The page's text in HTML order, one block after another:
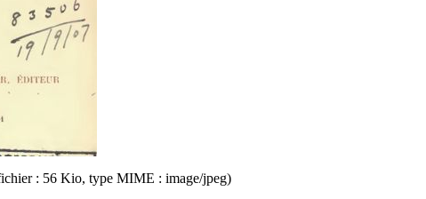
: 56 Kio, type MIME : image/jpeg)